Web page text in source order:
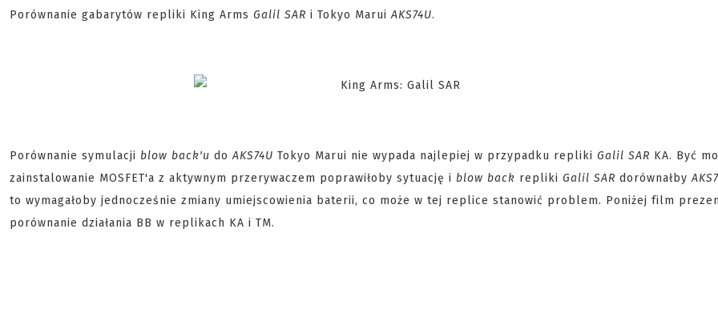
Porównanie gabarytów repliki King Arms Galil SAR i Tokyo MaruiAKS74U.
Porównanie symulacji blow back'u doAKS74U Tokyo Marui nie wypada najlepiej w przypadku repliki Galil SAR KA. Być
zainstalowanie MOSFET'a z aktywnym przerywaczem poprawiłoby sytuację i blow back repliki Galil SAR dorównałby
to wymagałoby jednocześnie zmiany umiejscowienia baterii, co może w tej replice stanowić problem. Poniżej film
porównanie działania BB w replikach KA i TM.